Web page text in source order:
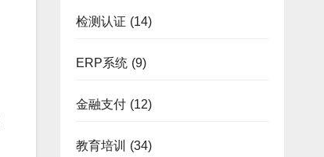
检测认证 (14)
ERP系统 (9)
金融支付 (12)
教育培训 (34)